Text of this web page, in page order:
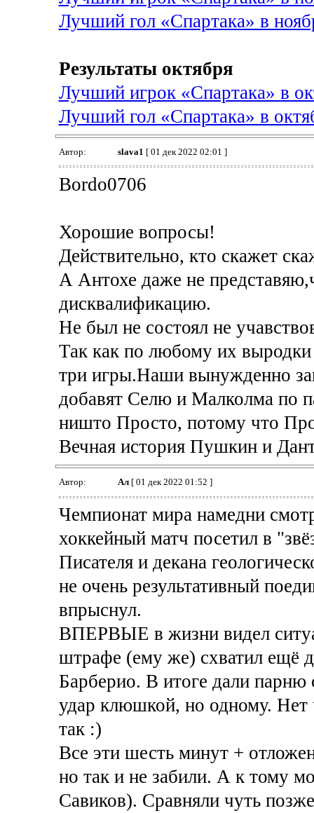
Лучший гол «Спартака» в
Результаты октября
Лучший игрок «Спартака» в
Лучший гол «Спартака» в
Автор: slava1 [ 01 дек 2022 02:01 ]
Bordo0706
Хорошие вопросы!
Действительно, кто скажет
А Антохе даже не
дисквалификацию.
Не был не состоял не
Так как по любому их
три игры.Наши вынужденно
добавят Селю и Малколма по
ништо Просто, потому что
Вечная история Пушкин и
Автор: Ал[ 01 дек 2022 01:52 ]
Чемпионат мира намедни
хоккейный матч посетил в
Писателя и декана
не очень результативный
впрыснул.
ВПЕРВЫЕ в жизни видел
штрафе (ему же) схватил ещё
Барберио. В итоге дали парню
удар клюшкой, но одному. Нет
так :)
Все эти шесть минут +
но так и не забили. А к тому
Савиков). Сравняли чуть